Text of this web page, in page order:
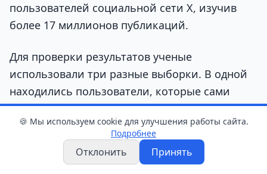
пользователей социальной сети X, изучив
более 17 миллионов публикаций.
Для проверки результатов ученые
использовали три разные выборки. В одной
находились пользователи, которые сами
сообщали о диагностированной депрессии.
Во второй оценивалась выраженность
тревожных симптомов за последний месяц.
Участники третьей группы проходили
🍪 Мы используем cookie для улучшения работы сайта.
Подробнее
Отклонить Принять